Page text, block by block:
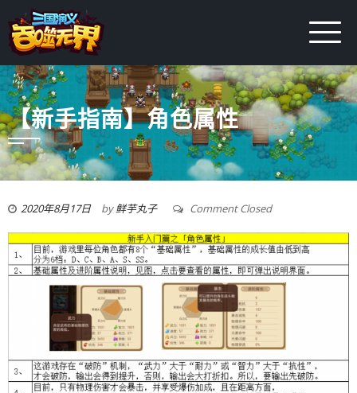
【新手指南】角色属性
2020年8月17日 by鲜芋丸子 Comment Closed